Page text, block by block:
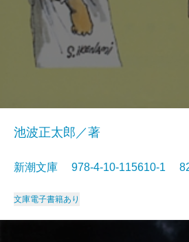
池波正太郎／著
新潮文庫 978-4-10-115610-1
文庫電子書籍あり